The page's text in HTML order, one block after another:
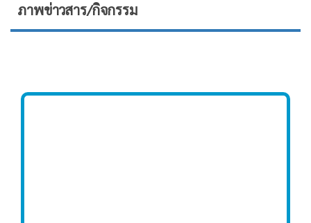
ภาพข่าวสาร/กิจกรรม